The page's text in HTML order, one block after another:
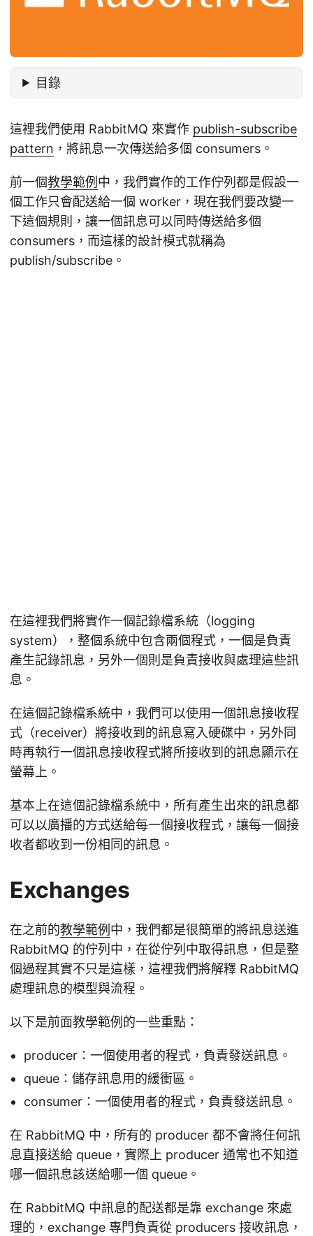
目錄
這裡我們使用 RabbitMQ 來實作 publish-subscribe
pattern ，將訊息一次傳送給多個 consumers。
前一個教學範例 中，我們實作的工作佇列都是假設一
個工作只會配送給一個 worker，現在我們要改變一
下這個規則，讓一個訊息可以同時傳送給多個
consumers，而這樣的設計模式就稱為
publish/subscribe。
在這裡我們將實作一個記錄檔系統（logging
system），整個系統中包含兩個程式，一個是負責
產生記錄訊息，另外一個則是負責接收與處理這些訊
息。
在這個記錄檔系統中，我們可以使用一個訊息接收程
式（receiver）將接收到的訊息寫入硬碟中，另外同
時再執行一個訊息接收程式將所接收到的訊息顯示在
螢幕上。
基本上在這個記錄檔系統中，所有產生出來的訊息都
可以以廣播的方式送給每一個接收程式，讓每一個接
收者都收到一份相同的訊息。
Exchanges
在之前的教學範例 中，我們都是很簡單的將訊息送進
RabbitMQ 的佇列中，在從佇列中取得訊息，但是整
個過程其實不只是這樣，這裡我們將解釋 RabbitMQ
處理訊息的模型與流程。
以下是前面教學範例的一些重點：
producer：一個使用者的程式，負責發送訊息。
queue：儲存訊息用的緩衝區。
consumer：一個使用者的程式，負責發送訊息。
在 RabbitMQ 中，所有的 producer 都不會將任何訊
息直接送給 queue，實際上 producer 通常也不知道
哪一個訊息該送給哪一個 queue。
在 RabbitMQ 中訊息的配送都是靠 exchange 來處
理的，exchange 專門負責從 producers 接收訊息，